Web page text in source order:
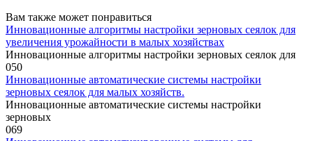
Вам также может понравиться
Инновационные алгоритмы настройки зерновых сеялок для
увеличения урожайности в малых хозяйствах
Инновационные алгоритмы настройки зерновых сеялок для
050
Инновационные автоматические системы настройки
зерновых сеялок для малых хозяйств.
Инновационные автоматические системы настройки
зерновых
069